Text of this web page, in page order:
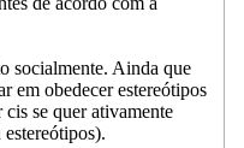
socialmente. Ainda que
em obedecer estereótipos
cis se quer ativamente